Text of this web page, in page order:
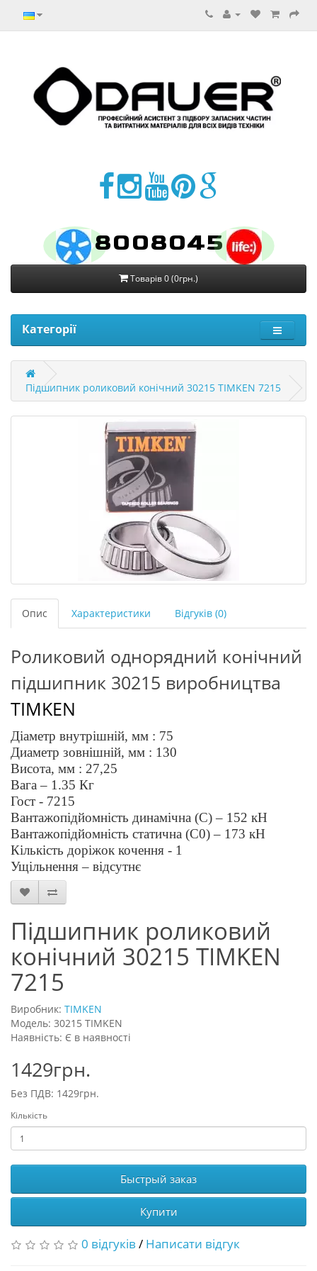
8008045
Товарів 0 (0грн.)
Категорії
Підшипник роликовий конічний 30215 TIMKEN 7215
Опис Характеристики Відгуків (0)
Роликовий однорядний конічний
підшипник 30215 виробництва
TIMKEN
Діаметр внутрішній, мм : 75
Диаметр зовнішній, мм : 130
Висота, мм : 27,25
Вага – 1.35 Кг
Гост - 7215
Вантажопідйомність динамічна (C) – 1 52 кН
Вантажопідйомність статична (C0) – 173 кН
Кількість доріжок кочення - 1
Ущільнення – відсутнє
Підшипник роликовий
конічний 30215 TIMKEN
7215
Виробник: TIMKEN
Модель: 30215 TIMKEN
Наявність: Є в наявності
1429грн.
Без ПДВ: 1429грн.
Кількість
Быстрый заказ
Купити
0 відгуків / Написати відгук